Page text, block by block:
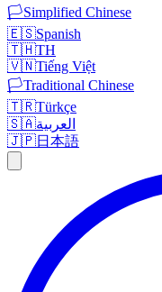
🏳️Simplified Chinese
🇪🇸Spanish
🇹🇭TH
🇻🇳Tiếng Việt
🏳️Traditional Chinese
🇹🇷Türkçe
🇸🇦العربية
🇯🇵日本語